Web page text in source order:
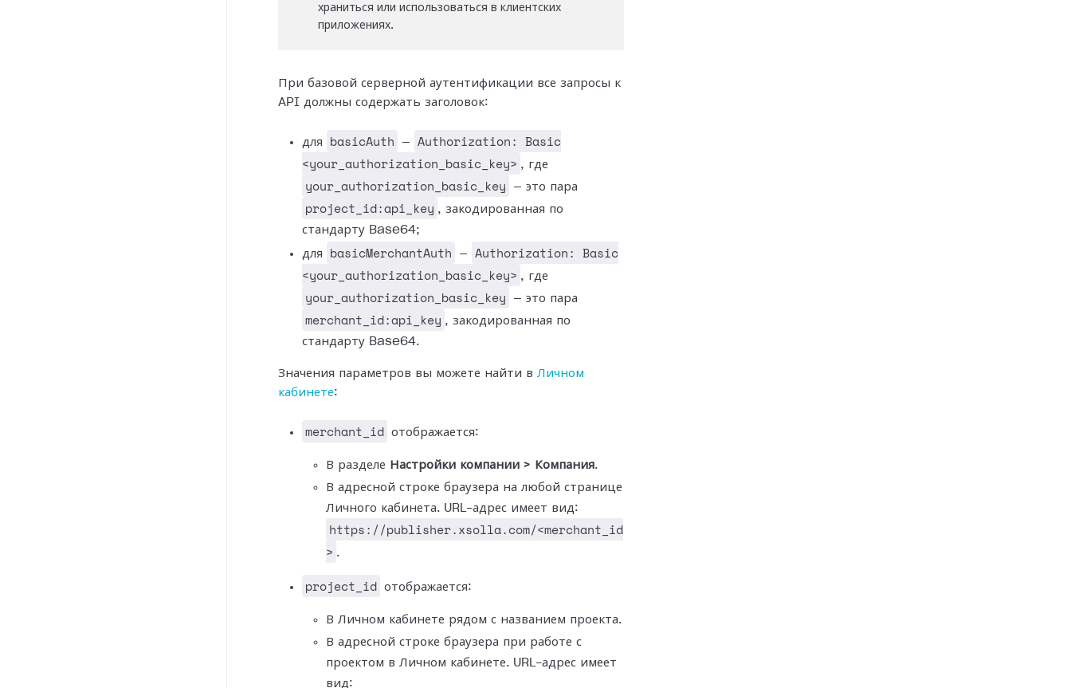
храниться или использоваться в клиентских
приложениях.
При базовой серверной аутентификации все запросы к
API должны содержать заголовок:
для basicAuth —
Authorization: Basic
<your_authorization_basic_key> , где
your_authorization_basic_key — это пара
project_id:api_key , закодированная по
стандарту Base64;
для
basicMerchantAuth —
Authorization: Basic
<your_authorization_basic_key> , где
your_authorization_basic_key — это пара
merchant_id:api_key , закодированная по
стандарту Base64.
Значения параметров вы можете найти в Личном
кабинете:
merchant_id отображается:
В разделе Настройки компании > Компания.
В адресной строке браузера на любой странице
Личного кабинета. URL-адрес имеет вид:
https://publisher.xsolla.com/<merchant_id
> .
project_id отображается:
В Личном кабинете рядом с названием проекта.
В адресной строке браузера при работе с
проектом в Личном кабинете. URL-адрес имеет
вид: